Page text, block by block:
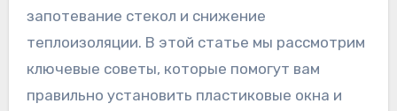
запотевание стекол и снижение
теплоизоляции. В этой статье мы рассмотрим
ключевые советы, которые помогут вам
правильно установить пластиковые окна и